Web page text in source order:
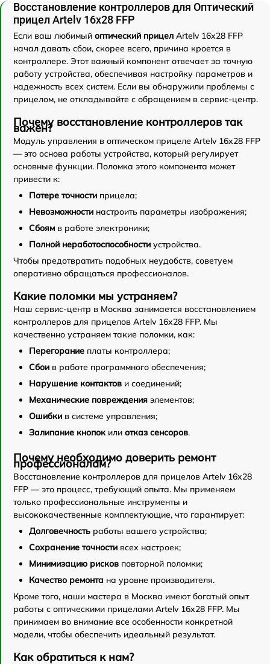
Восстановление контроллеров для Оптический
прицел Artelv 16x28 FFP
Если ваш любимый оптический прицел Artelv 16x28 FFP
начал давать сбои, скорее всего, причина кроется в
контроллере. Этот важный компонент отвечает за точную
работу устройства, обеспечивая настройку параметров и
надежность всех систем. Если вы обнаружили проблемы с
прицелом, не откладывайте с обращением в сервис-центр.
Почему восстановление контроллеров так
важен?
Модуль управления в оптическом прицеле Artelv 16x28 FFP
— это основа работы устройства, который регулирует
основные функции. Поломка этого компонента может
привести к:
Потере точности прицела;
Невозможности настроить параметры изображения;
Сбоям в работе электроники;
Полной неработоспособности устройства.
Чтобы предотвратить подобных неудобств, советуем
оперативно обращаться профессионалов.
Какие поломки мы устраняем?
Наш сервис-центр в Москва занимается восстановлением
контроллеров для прицелов Artelv 16x28 FFP. Мы
качественно устраняем такие поломки, как:
Перегорание платы контроллера;
Сбои в работе программного обеспечения;
Нарушение контактов и соединений;
Механические повреждения элементов;
Ошибки в системе управления;
Залипание кнопокили отказ сенсоров.
Почему необходимо доверить ремонт
профессионалам?
Восстановление контроллеров для прицелов Artelv 16x28
FFP — это процесс, требующий опыта. Мы применяем
только профессиональные инструменты и
высококачественные комплектующие, что гарантирует:
Долговечность работы вашего устройства;
Сохранение точности всех настроек;
Минимизацию рисков повторной поломки;
Качество ремонта на уровне производителя.
Кроме того, наши мастера в Москва имеют богатый опыт
работы с оптическими прицелами Artelv 16x28 FFP. Мы
принимаем во внимание все особенности конкретной
модели, чтобы обеспечить идеальный результат.
Как обратиться к нам?